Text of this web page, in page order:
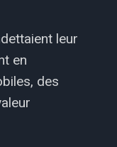
leur
en
des